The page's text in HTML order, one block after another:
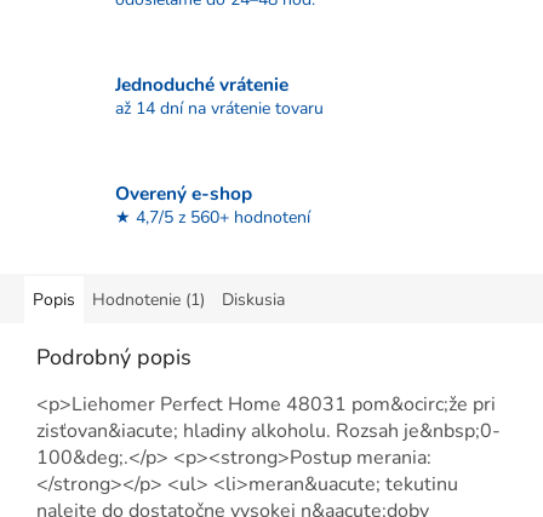
Jednoduché vrátenie
až 14 dní na vrátenie tovaru
Overený e-shop
★ 4,7/5 z 560+ hodnotení
Popis Hodnotenie (1) Diskusia
Podrobný popis
<p>Liehomer Perfect Home 48031 pom&ocirc;že pri
zisťovan&iacute; hladiny alkoholu. Rozsah je&nbsp;0-
100&deg;.</p> <p><strong>Postup merania:
</strong></p> <ul> <li>meran&uacute; tekutinu
nalejte do dostatočne vysokej n&aacute;doby